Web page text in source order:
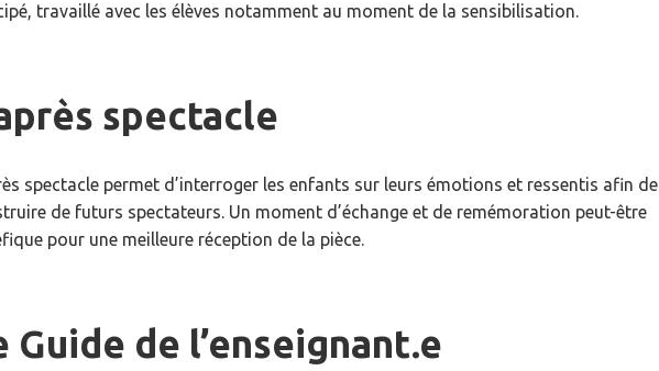
travaillé avec les élèves notamment au moment de la sensibilisation.
spectacle
spectacle permet d’interroger les enfants sur leurs émotions et ressentis afin de
de futurs spectateurs. Un moment d’échange et de remémoration peut-être
pour une meilleure réception de la pièce.
Guide de l’enseignant.e